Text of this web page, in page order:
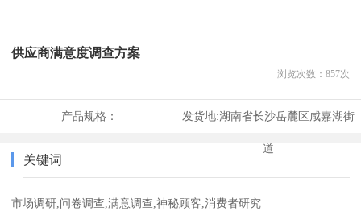
供应商满意度调查方案
浏览次数： 857次
产品规格： 发货地:湖南省长沙岳麓区咸嘉湖街
道
关键词
市场调研,问卷调查,满意调查,神秘顾客,消费者研究